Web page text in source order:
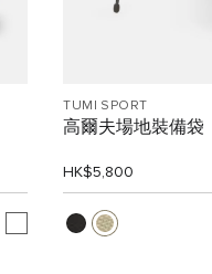
TUMI SPORT
高爾夫場地裝備袋
HK$5,800